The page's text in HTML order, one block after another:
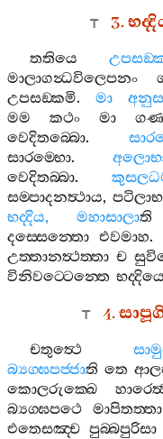
3.
තතියෙ
මාලාගන්‍ධවිලෙපනං
උපසඞ‍්කමි. මා
මම
කථං මා
වෙදිතබ‍්බො.
සාරම‍්භො.
වෙදිතබ‍්බා.
සම‍්පාදනත්‍ථාය,
භද‍්දිය, මහාසාලාති
දස‍්සෙන‍්තො එවමාහ.
උත‍්තානත්‍ථත‍්තා ච
විනිවට‍්ටෙන‍්තෙ
4.
චතුත්‍ථෙ
බ්‍යග‍්ඝපජ‍්ජාති තෙ
කොලරුක‍්ඛෙ
බ්‍යග‍්ඝපථෙ
මාපිතත‍්තා
එතෙසඤ‍්ච පුබ‍්බපුරිසා